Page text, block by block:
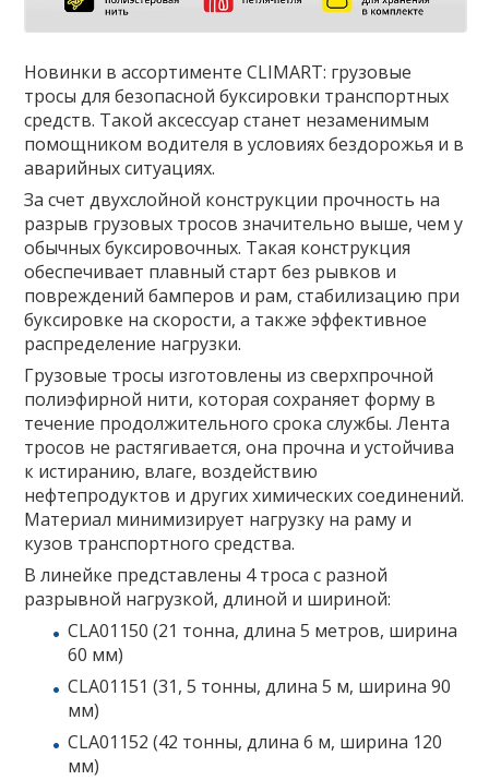
Новинки в ассортименте CLIMART: грузовые
тросы для безопасной буксировки транспортных
средств. Такой аксессуар станет незаменимым
помощником водителя в условиях бездорожья и в
аварийных ситуациях.
За счет двухслойной конструкции прочность на
разрыв грузовых тросов значительно выше, чем у
обычных буксировочных. Такая конструкция
обеспечивает плавный старт без рывков и
повреждений бамперов и рам, стабилизацию при
буксировке на скорости, а также эффективное
распределение нагрузки.
Грузовые тросы изготовлены из сверхпрочной
полиэфирной нити, которая сохраняет форму в
течение продолжительного срока службы. Лента
тросов не растягивается, она прочна и устойчива
к истиранию, влаге, воздействию
нефтепродуктов и других химических соединений.
Материал минимизирует нагрузку на раму и
кузов транспортного средства.
В линейке представлены 4 троса с разной
разрывной нагрузкой, длиной и шириной:
CLA01150 (21 тонна, длина 5 метров, ширина
60 мм)
CLA01151 (31, 5 тонны, длина 5 м, ширина 90
мм)
CLA01152 (42 тонны, длина 6 м, ширина 120
мм)